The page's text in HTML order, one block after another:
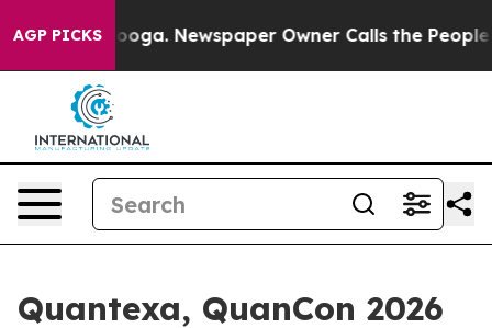
AGP PICKS Newspaper Owner Calls the People
Quantexa, QuanCon 2026